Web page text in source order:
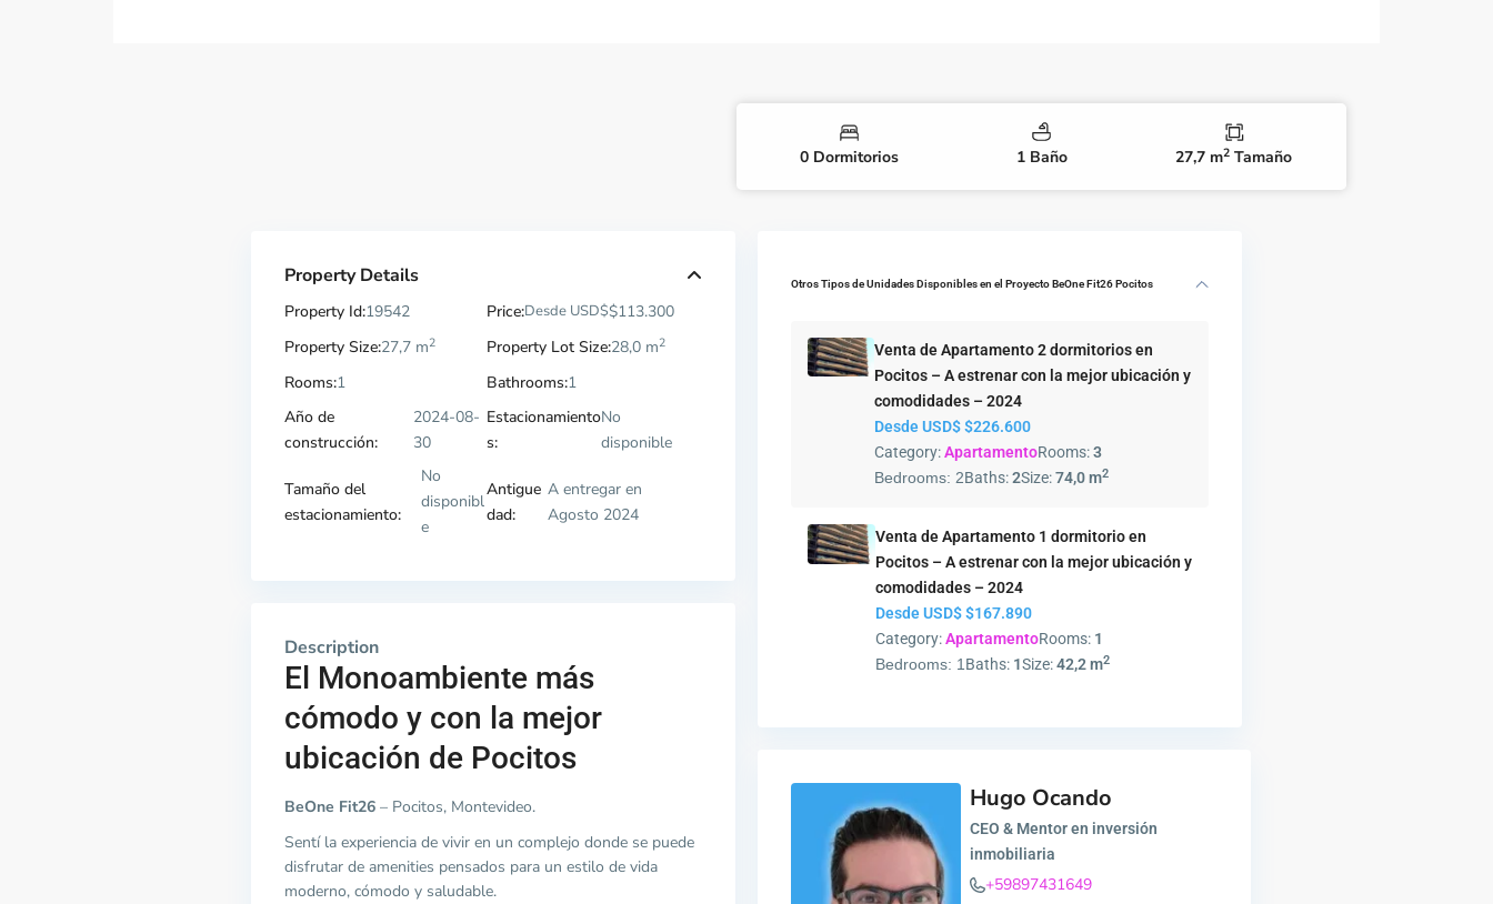
0 Dormitorios 1 Baño 27,7 m2 Tamaño
Property Details
Property Id:19542 Price:Desde USD$$113.300
Property Size:27,7 m2 Property Lot Size:28,0 m2
Rooms:1 Bathrooms:1
Año de
construcción:
2024-08-
30
Estacionamiento
s:
No
disponible
Tamaño del
estacionamiento:
No
disponibl
e
Antigue
dad:
A entregar en
Agosto 2024
Description
El Monoambiente más
cómodo y con la mejor
ubicación de Pocitos
BeOne Fit26 – Pocitos, Montevideo.
Sentí la experiencia de vivir en un complejo donde se puede
disfrutar de amenities pensados para un estilo de vida
moderno, cómodo y saludable.
Otros Tipos de Unidades Disponibles en el ProyectoBeOne Fit26 Pocitos
Venta de Apartamento 2 dormitorios en
Pocitos – A estrenar con la mejor ubicación y
comodidades – 2024
Desde USD$$226.600
Category:ApartamentoRooms:3
Bedrooms: 2Baths:2Size:74,0 m2
Venta de Apartamento 1 dormitorio en
Pocitos – A estrenar con la mejor ubicación y
comodidades – 2024
Desde USD$$167.890
Category:ApartamentoRooms: 1
Bedrooms: 1 Baths: 1Size:42,2 m2
Hugo Ocando
CEO & Mentor en inversión
inmobiliaria
+59897431649